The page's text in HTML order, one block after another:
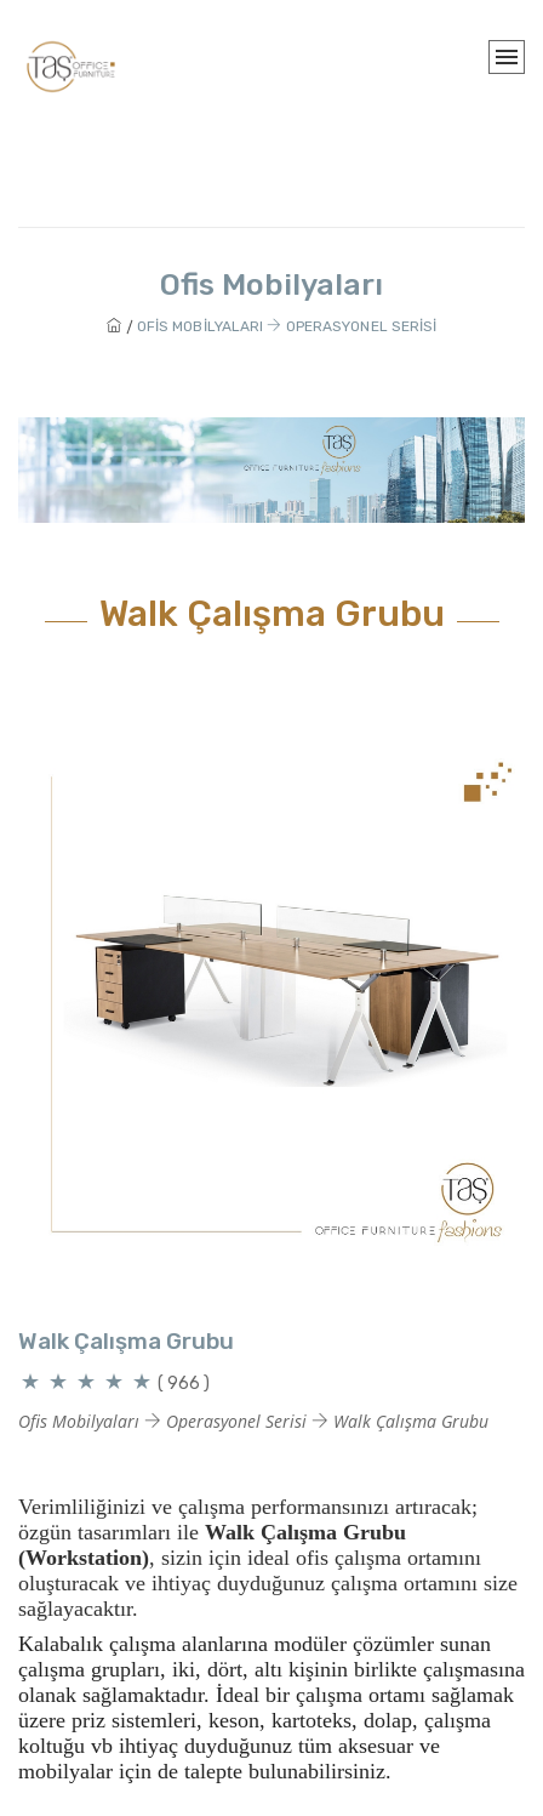
Ofis Mobilyaları
OFIS MOBILYALARI OPERASYONEL SERISI
Walk Çalışma Grubu
Walk Çalışma Grubu
( 966 )
Ofis Mobilyaları Operasyonel Serisi Walk Çalışma Grubu
Verimliliğinizi ve çalışma performansınızı artıracak;
özgün tasarımları ile Walk Çalışma Grubu
(Workstation), sizin için ideal ofis çalışma ortamını
oluşturacak ve ihtiyaç duyduğunuz çalışma ortamını size
sağlayacaktır.
Kalabalık çalışma alanlarına modüler çözümler sunan
çalışma grupları, iki, dört, altı kişinin birlikte çalışmasına
olanak sağlamaktadır. İdeal bir çalışma ortamı sağlamak
üzere priz sistemleri, keson, kartoteks, dolap, çalışma
koltuğu vb ihtiyaç duyduğunuz tüm aksesuar ve
mobilyalar için de talepte bulunabilirsiniz.